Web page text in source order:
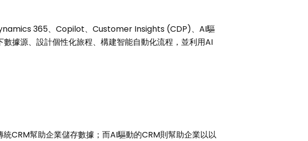
365、Copilot、Customer Insights (CDP)、AI驅
據源、設計個性化旅程、構建智能自動化流程，並利用AI
CRM幫助企業儲存數據；而AI驅動的CRM則幫助企業以以